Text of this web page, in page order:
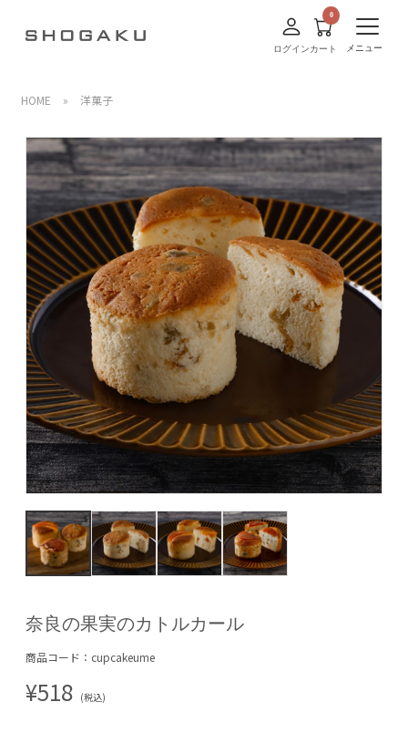
ログインカート メニュー
HOME » 洋菓子
奈良の果実のカトルカール
商品コード：cupcakeume
¥518 (税込)